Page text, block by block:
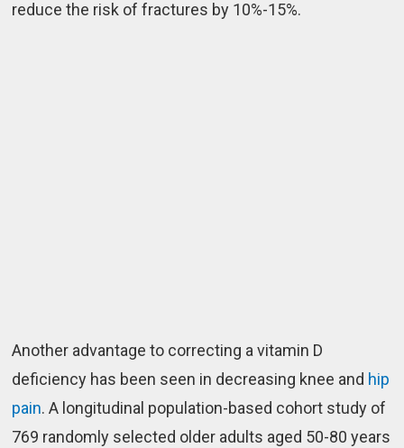
reduce the risk of fractures by 10%-15%.
Another advantage to correcting a vitamin D
deficiency has been seen in decreasing knee and hip
pain. A longitudinal population-based cohort study of
769 randomly selected older adults aged 50-80 years